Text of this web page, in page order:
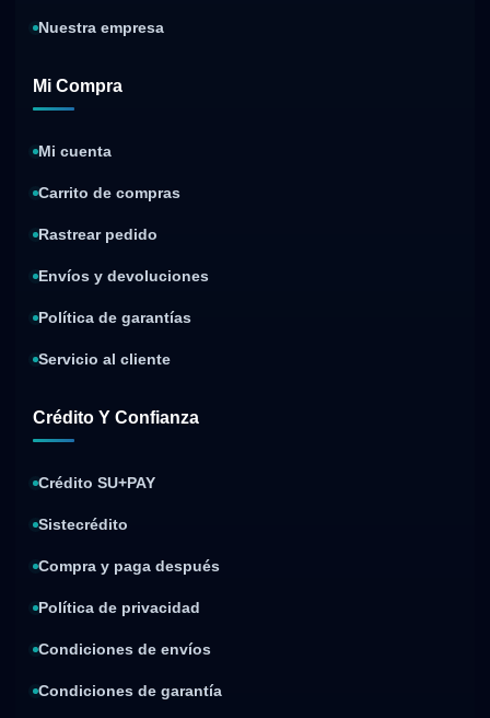
Nuestra empresa
Mi Compra
Mi cuenta
Carrito de compras
Rastrear pedido
Envíos y devoluciones
Política de garantías
Servicio al cliente
Crédito Y Confianza
Crédito SU+PAY
Sistecrédito
Compra y paga después
Política de privacidad
Condiciones de envíos
Condiciones de garantía